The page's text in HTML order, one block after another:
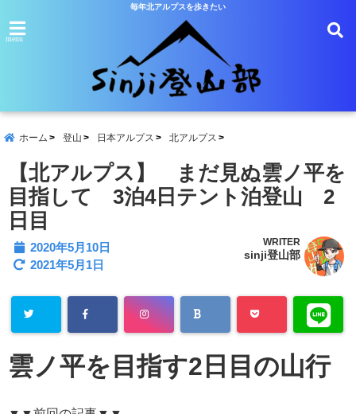
毎年北アルプスを歩きたい
menu
ホーム 登山 日本アルプス 北アルプス
【北アルプス】 まだ見ぬ雲ノ平を
目指して 3泊4日テント泊登山 2
日目
2020年5月10日
2021年5月1日
WRITER
sinji登山部
雲ノ平を目指す2日目の山行